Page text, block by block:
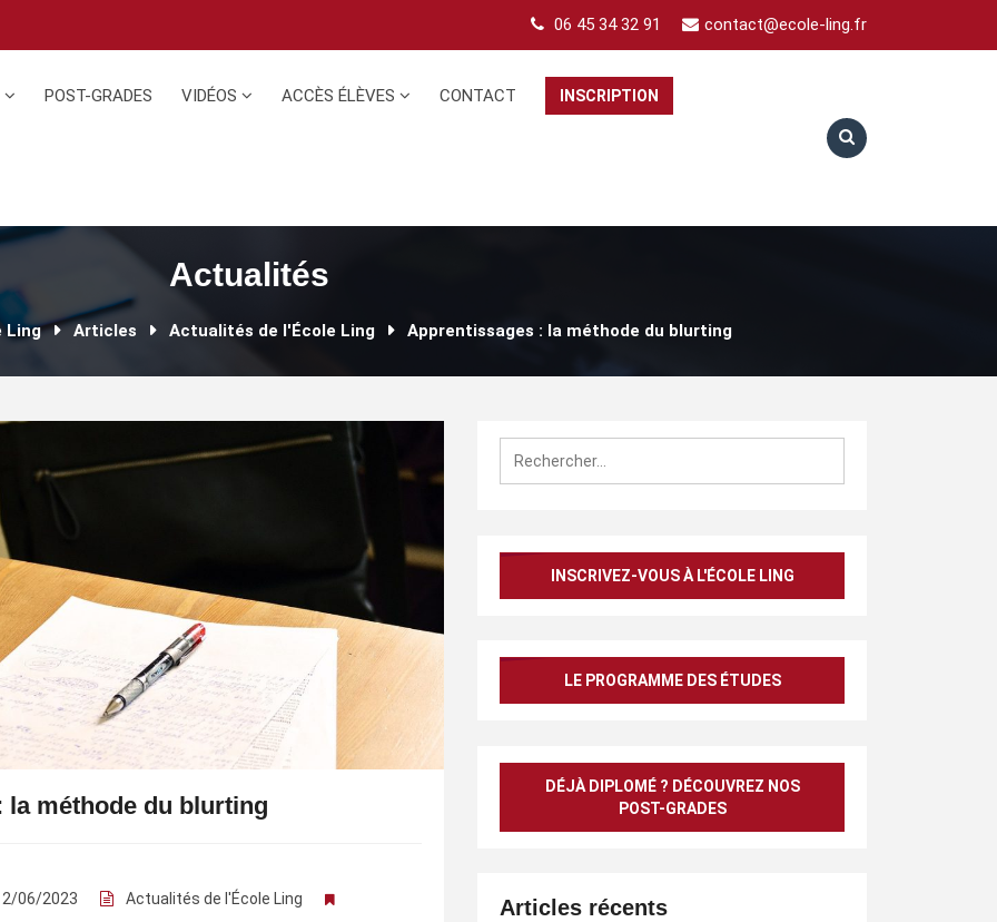
06 45 34 32 91 contact@ecole-ling.fr
POST-GRADES VIDÉOS ACCÈS ÉLÈVES CONTACT INSCRIPTION
Actualités
Ling Articles Actualités de l'École Ling Apprentissages : la méthode du blurting
la méthode du blurting
06/2023 Actualités de l'École Ling
Rechercher :
INSCRIVEZ-VOUS À L'ÉCOLE LING
LE PROGRAMME DES ÉTUDES
DÉJÀ DIPLOMÉ ? DÉCOUVREZ NOS
POST-GRADES
Articles récents